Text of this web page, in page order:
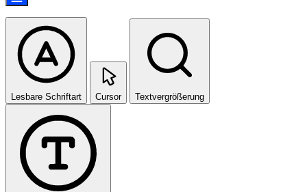
Lesbare Schriftart Cursor Textvergrößerung